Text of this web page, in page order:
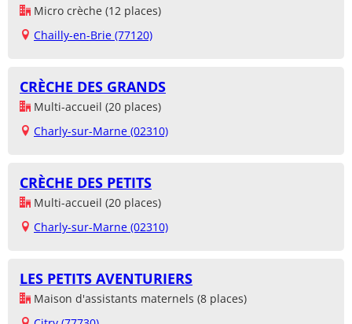
Micro crèche (12 places)
Chailly-en-Brie (77120)
CRÈCHE DES GRANDS
Multi-accueil (20 places)
Charly-sur-Marne (02310)
CRÈCHE DES PETITS
Multi-accueil (20 places)
Charly-sur-Marne (02310)
LES PETITS AVENTURIERS
Maison d'assistants maternels (8 places)